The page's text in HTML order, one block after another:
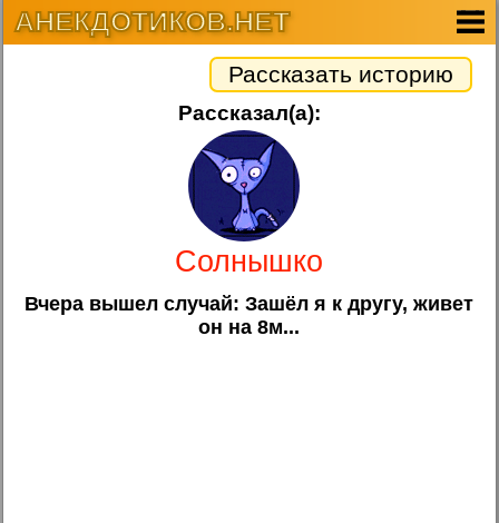
АНЕКДОТИКОВ.НЕТ
Рассказать историю
Рассказал(а):
Солнышко
Вчера вышел случай: Зашёл я к другу, живет
он на 8м...